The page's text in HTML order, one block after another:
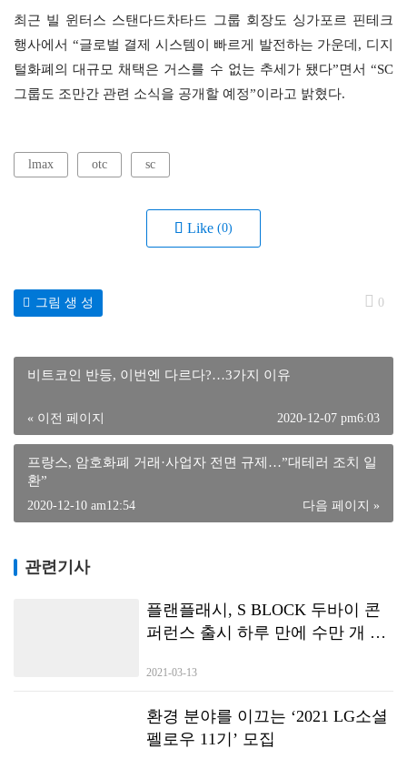
최근 빌 윈터스 스탠다드차타드 그룹 회장도 싱가포르 핀테크
행사에서 “글로벌 결제 시스템이 빠르게 발전하는 가운데, 디지
털화폐의 대규모 채택은 거스를 수 없는 추세가 됐다”면서 “SC
그룹도 조만간 관련 소식을 공개할 예정”이라고 밝혔다.
lmax otc sc
Like (0)
0
그림 생 성
비트코인 반등, 이번엔 다르다?…3가지 이유
« 이전 페이지 2020-12-07 pm6:03
프랑스, 암호화폐 거래·사업자 전면 규제…”대테러 조치 일
환”
다음 페이지 »
2020-12-10 am12:54
관련기사
플랜플래시, S BLOCK 두바이 콘
퍼런스 출시 하루 만에 수만 개 노
2021-03-13
환경 분야를 이끄는 ‘2021 LG소셜
펠로우 11기’ 모집